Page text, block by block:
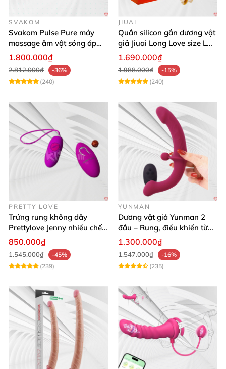
SVAKOM
Svakom Pulse Pure máy
massage âm vật sóng áp
lực điều khiển app cao cấp
1.800.000₫
2.812.000₫
-36%
(240)
JIUAI
Quần silicon gắn dương vật
giả Jiuai Long Love size L
cho nữ les
1.690.000₫
1.988.000₫
-15%
(240)
PRETTY LOVE
Trứng rung không dây
Prettylove Jenny nhiều chế
độ rung silicone Nhật
850.000₫
1.545.000₫
-45%
(239)
YUNMAN
Dương vật giả Yunman 2
đầu – Rung, điều khiển từ
xa cho les cực phê
1.300.000₫
1.547.000₫
-16%
(235)